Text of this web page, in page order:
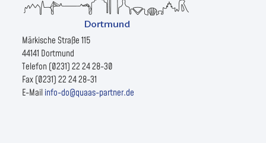
Märkische Straße 115
44141 Dortmund
Telefon (0231) 22 24 28-30
Fax (0231) 22 24 28-31
E-Mailinfo-do@quaas-partner.de